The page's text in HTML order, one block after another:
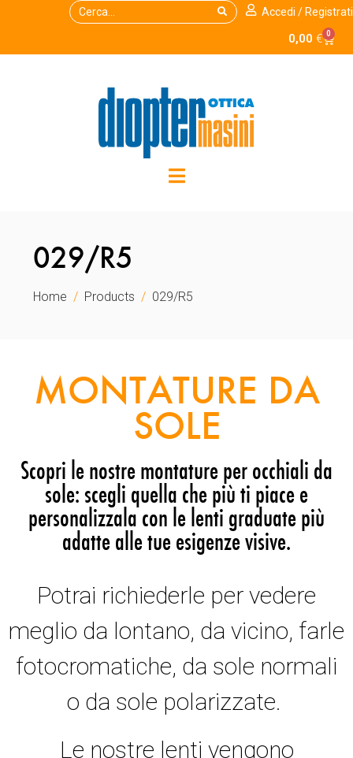
Accedi / Registrati
0,00 € 0
029/R5
Home Products 029/R5
MONTATURE DA
SOLE
Scopri le nostre montature per occhiali da
sole: scegli quella che più ti piace e
personalizzala con le lenti graduate più
adatte alle tue esigenze visive.
Potrai richiederle per vedere
meglio da lontano, da vicino, farle
fotocromatiche, da sole normali
o da sole polarizzate.
Le nostre lenti vengono